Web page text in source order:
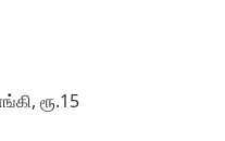
ரூ.15